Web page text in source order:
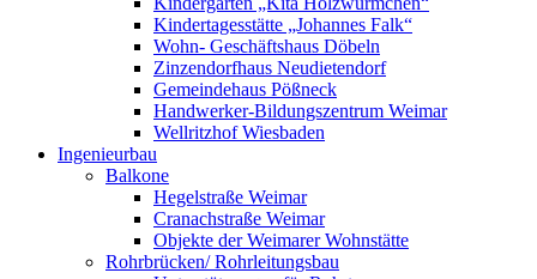
Kindertagesstätte „Johannes Falk“
Wohn- Geschäftshaus Döbeln
Zinzendorfhaus Neudietendorf
Gemeindehaus Pößneck
Handwerker-Bildungszentrum Weimar
Wellritzhof Wiesbaden
Ingenieurbau
Balkone
Hegelstraße Weimar
Cranachstraße Weimar
Objekte der Weimarer Wohnstätte
Rohrbrücken/ Rohrleitungsbau